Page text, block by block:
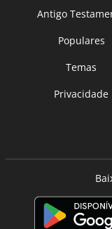
Antigo
Populares
Temas
Privacidade